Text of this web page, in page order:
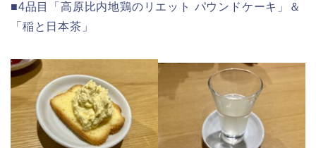
■4品目「高原比内地鶏のリエット パウンドケーキ」＆
「稲と日本茶」